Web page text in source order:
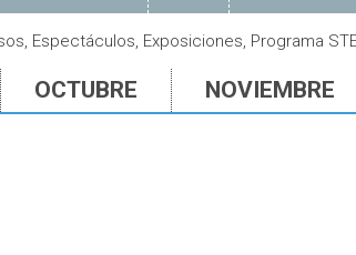
Espectáculos, Exposiciones, Programa
OCTUBRE NOVIEMBRE